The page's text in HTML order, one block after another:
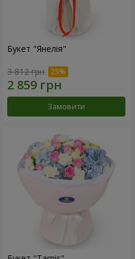
Букет "Янелія"
3 812 грн
Замовити